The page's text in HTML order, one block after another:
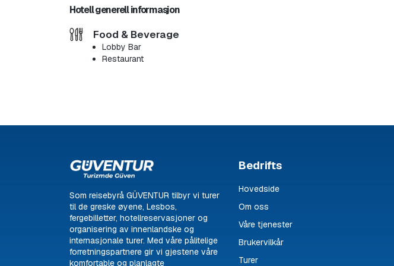
Hotell generell informasjon
Food & Beverage
Lobby Bar
Restaurant
Som reisebyrå GÜVENTUR tilbyr vi turer
til de greske øyene, Lesbos,
fergebilletter, hotellreservasjoner og
organisering av innenlandske og
internasjonale turer. Med våre pålitelige
forretningspartnere gir vi gjestene våre
komfortable og planlagte
Bedrifts
Hovedside
Om oss
Våre tjenester
Brukervilkår
Turer